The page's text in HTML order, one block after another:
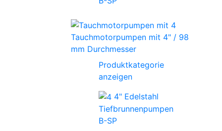
Tauchmotorpumpen mit 4" / 98
mm Durchmesser
Produktkategorie
anzeigen
4" Edelstahl
Tiefbrunnenpumpen
B-SP